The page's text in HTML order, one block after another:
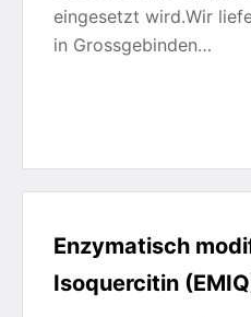
eingesetzt wird.Wir
in Grossgebinden…
Enzymatisch
Isoquercitin